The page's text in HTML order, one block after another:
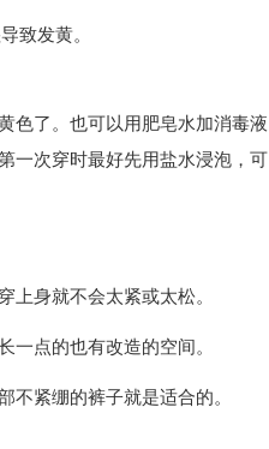
致发黄。
色了。也可以用肥皂水加消毒液
一次穿时最好先用盐水浸泡，可
上身就不会太紧或太松。
一点的也有改造的空间。
不紧绷的裤子就是适合的。